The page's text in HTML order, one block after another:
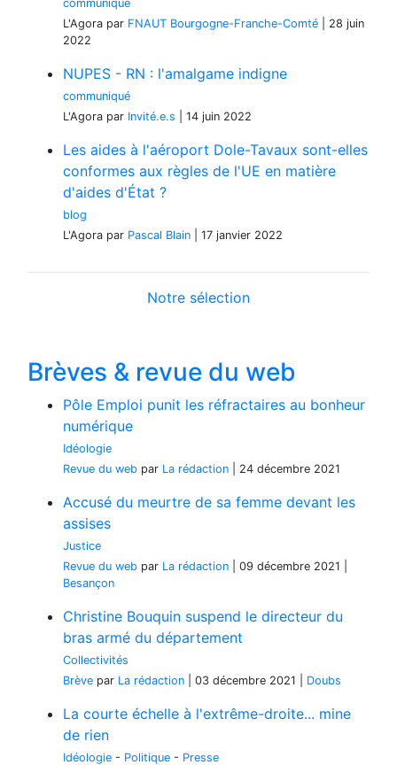
communiqué
L'Agora par FNAUT Bourgogne-Franche-Comté
28 juin
2022
NUPES - RN : l'amalgame indigne
communiqué
L'Agora par Invité.e.s 14 juin 2022
Les aides à l'aéroport Dole-Tavaux sont-elles
conformes aux règles de l'UE en matière
d'aides d'État ?
blog
L'Agora par Pascal Blain 17 janvier 2022
Notre sélection
Brèves & revue du web
Pôle Emploi punit les réfractaires au bonheur
numérique
Idéologie
Revue du web par La rédaction 24 décembre 2021
Accusé du meurtre de sa femme devant les
assises
Justice
Revue du web par La rédaction 09 décembre 2021
Besançon
Christine Bouquin suspend le directeur du
bras armé du département
Collectivités
Brève par La rédaction 03 décembre 2021 Doubs
La courte échelle à l'extrême-droite... mine
de rien
Idéologie - Politique - Presse